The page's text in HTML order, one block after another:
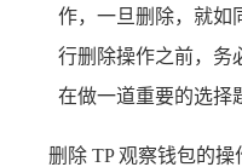
作，一旦删除，就如
行删除操作之前，务
在做一道重要的选择
删除 TP 观察钱包的